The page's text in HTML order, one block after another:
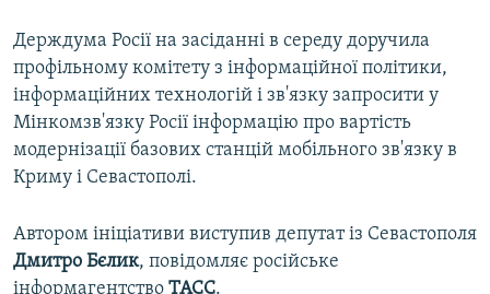
Усі сайти RFE/RL
Держдума Росії на засіданні в середу доручила
профільному комітету з інформаційної політики,
інформаційних технологій і зв'язку запросити у
Мінкомзв'язку Росії інформацію про вартість
модернізації базових станцій мобільного зв'язку в
Криму і Севастополі.
Автором ініціативи виступив депутат із Севастополя
Дмитро Бєлик, повідомляє російське
інформагентство ТАСС.